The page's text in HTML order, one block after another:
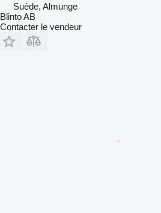
Suède, Almunge
Blinto AB
Contacter le vendeur